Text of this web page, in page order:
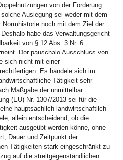
von der Förderung
Auslegung sei weder mit dem
Normhistorie noch mit dem Ziel der
habe das Verwaltungsgericht
von § 12 Abs. 3 Nr. 6
Der pauschale Ausschluss von
sich nicht mit einer
Es handele sich im
Tätigkeit sehr
Maßgabe der unmittelbar
(EU) Nr. 1307/2013 sei für die
hauptsächlich landwirtschaftlich
allein entscheidend, ob die
ausgeübt werden könne, ohne
Dauer und Zeitpunkt der
Tätigkeiten stark eingeschränkt zu
auf die streitgegenständlichen